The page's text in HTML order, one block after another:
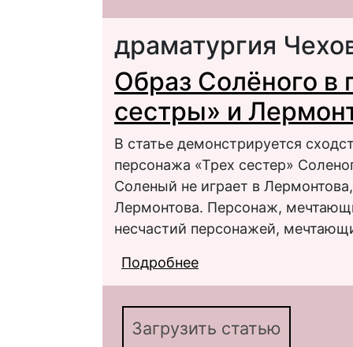
драматургия
Образ Солёного в
сестры» и
В статье демонстрируется
персонажа «Трех сестер»
Соленый не играет в
Лермонтова. Персонаж,
несчастий персонажей,
Подробнее
Загрузить статью